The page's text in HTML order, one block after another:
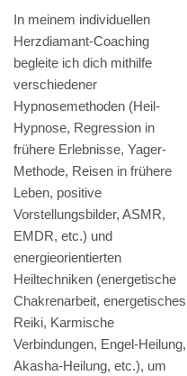
In meinem individuellen
Herzdiamant-Coaching
begleite ich dich mithilfe
verschiedener
Hypnosemethoden (Heil-
Hypnose, Regression in
frühere Erlebnisse, Yager-
Methode, Reisen in frühere
Leben, positive
Vorstellungsbilder, ASMR,
EMDR, etc.) und
energieorientierten
Heiltechniken (energetische
Chakrenarbeit, energetisches
Reiki, Karmische
Verbindungen, Engel-Heilung,
Akasha-Heilung, etc.), um